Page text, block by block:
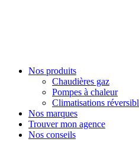
Nos produits
Chaudières gaz
Pompes à chaleur
Climatisations
Nos marques
Trouver mon agence
Nos conseils